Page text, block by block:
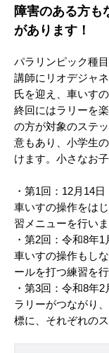
障害のある方も
があります！
パラリンピック種
講師にリオデジャ
氏を迎え、車いす
終回にはラリーを
の方が対象のステ
意もあり、小学生
けます。小さなお
・第1回：12月14日
車いすの操作をは
習メニューを行いま
・第2回：令和8年1
車いすの操作もし
ールを打つ練習を行
・第3回：令和8年2
ラリーがつながり
標に、それぞれの